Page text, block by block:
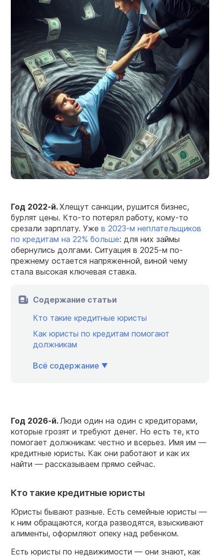
Год 2022-й.Хлещут санкции, рушится бизнес,
бурлят цены. Кто-то потерял работу, кому-то
срезали зарплату. Уже в 2023-м неплательщиков
по кредитам на 22% больше: для них займы
обернулись долгами. Ситуация в 2025-м по-
прежнему остается напряженной, виной чему
стала высокая ключевая ставка.
Содержание статьи
Кто такие кредитные юристы
Как юристы по кредитам помогают
должникам
Всё содержание
Год 2026-й.Люди один на один с кредиторами,
которые грозят и требуют денег. Но есть те, кто
помогает должникам: честно и всерьез. Имя им —
кредитные юристы. Как они работают и как их
найти — рассказываем прямо сейчас.
Кто такие кредитные юристы
Юристы бывают разные. Есть семейные юристы —
к ним обращаются, когда разводятся, взыскивают
алименты, оформляют опеку над ребенком.
Есть юристы по недвижимости — они знают, как